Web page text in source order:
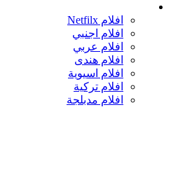
افلام Netfilx
افلام اجنبي
افلام عربي
افلام هندى
افلام اسيوية
افلام تركية
افلام مدبلجة